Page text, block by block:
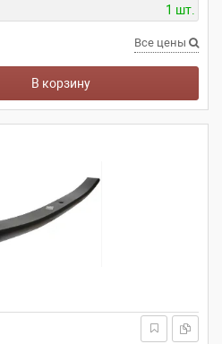
1 шт.
Все цены
В корзину